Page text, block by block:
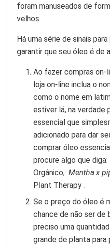
foram manuseados de
velhos.
Há uma série de sinais
garantir que seu óleo é de
Ao fazer compras on-
loja on-line inclua o
como o nome em
estiver lá, na verdade
essencial que
adicionado para dar
comprar óleo
procure algo que
Orgânico,Mentha x
Plant Therapy .
Se o preço do óleo é
chance de não ser de
preciso uma
grande de planta para